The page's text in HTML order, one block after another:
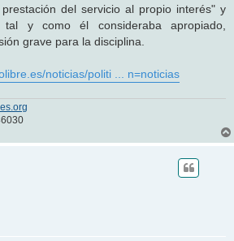
del servicio al propio interés" y
y como él consideraba apropiado,
grave para la disciplina.
noticias/politi ... n=noticias